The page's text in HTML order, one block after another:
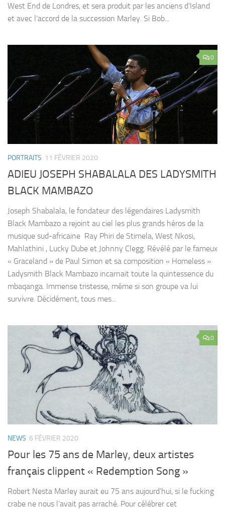
West End de Londres, et sera produit par les anciens d’Island
et avec l’accord de la succession Marley. Si Bob...
0
PORTRAITS 11 FÉVRIER 2020
ADIEU JOSEPH SHABALALA DES LADYSMITH
BLACK MAMBAZO
Joseph Shabalala, le fondateur des légendaires Ladysmith
Black Mambazo a rejoint au ciel les plus grands héros de la
musique sud-africaine Ray Phiri de Stimela, West Nkosi,
Mahlathini , Lucky Dube et Johnny Clegg. Révélé par le fameux
« Graceland » de Paul Simon et sa composition « Homeless »
Ladysmith Black Mambazo incarnait toute la quintessence du
mbaqanga. Immense tristesse, même si son groupe va lui
survivre. Décidément, tous mes...
0
NEWS 6 FÉVRIER 2020
Pour les 75 ans de Marley, deux artistes
français clippent « Redemption Song »
Robert Nesta Marley aurait eu 75 ans aujourd’hui, si le fucking
crabe ne nous l’avait pas arraché. Pour célébrer cet